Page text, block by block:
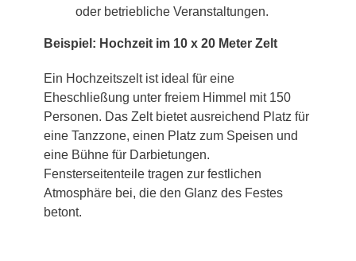
oder betriebliche Veranstaltungen.
Beispiel: Hochzeit im 10 x 20 Meter Zelt
Ein Hochzeitszelt ist ideal für eine
Eheschließung unter freiem Himmel mit 150
Personen. Das Zelt bietet ausreichend Platz für
eine Tanzzone, einen Platz zum Speisen und
eine Bühne für Darbietungen.
Fensterseitenteile tragen zur festlichen
Atmosphäre bei, die den Glanz des Festes
betont.